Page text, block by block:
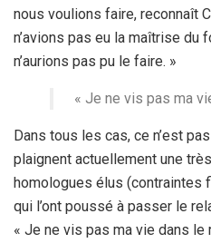
nous voulions faire, reconnaît
n’avions pas eu la maîtrise du
n’aurions pas pu le faire. »
« Je ne vis pas ma
Dans tous les cas, ce n’est
plaignent actuellement une
homologues élus (contraintes
qui l’ont poussé à passer le
« Je ne vis pas ma vie dans